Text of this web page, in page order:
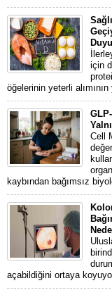
için
öğelerinin yeterli
Cell
kaybından bağımsız
açabildiğini ortaya